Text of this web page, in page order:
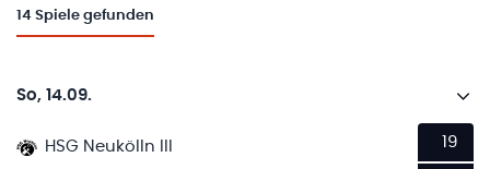
14 Spiele gefunden
So, 14.09.
HSG Neukölln III
19